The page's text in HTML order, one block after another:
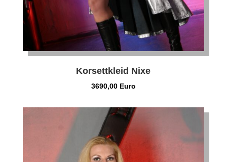
Korsettkleid Nixe
3690,00 Euro